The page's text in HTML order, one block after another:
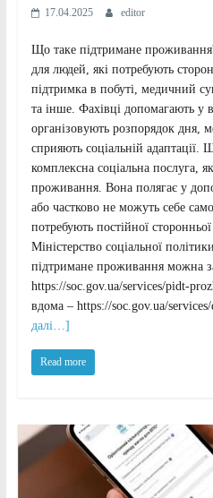
17.04.2025 editor
Що таке підтримане
для людей, які потребують
підтримка в побуті, медичний
та інше. Фахівці допомагають у
організовують розпорядок дня,
сприяють соціальній адаптації.
комплексна соціальна послуга,
проживання. Вона полягає у
або частково не можуть себе
потребують постійної
Міністерство соціальної
підтримане проживання можна
https://soc.gov.ua/services/pidt-
вдома – https://soc.gov.ua/
далі…]
Read more